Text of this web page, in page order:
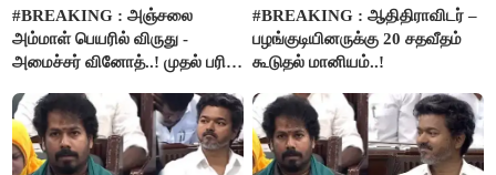
#BREAKING : அஞ்சலை
அம்மாள் பெயரில் விருது -
அமைச்சர் வினோத்..! முதல் பரிசு
#BREAKING : ஆதிதிராவிடர் –
பழங்குடியினருக்கு 20 சதவீதம்
கூடுதல் மானியம்..!